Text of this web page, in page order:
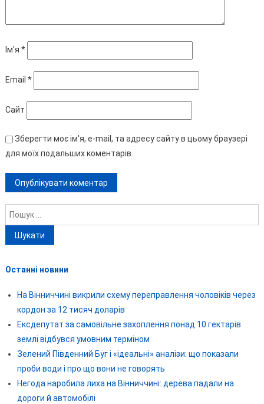
Ім'я *
Email *
Сайт
Зберегти моє ім'я, e-mail, та адресу сайту в цьому браузері
для моїх подальших коментарів.
Пошук:
Останні новини
На Вінниччині викрили схему переправлення чоловіків через
кордон за 12 тисяч доларів
Ексдепутат за самовільне захоплення понад 10 гектарів
землі відбувся умовним терміном
Зелений Південний Буг і «ідеальні» аналізи: що показали
проби води і про що вони не говорять
Негода наробила лиха на Вінниччині: дерева падали на
дороги й автомобілі